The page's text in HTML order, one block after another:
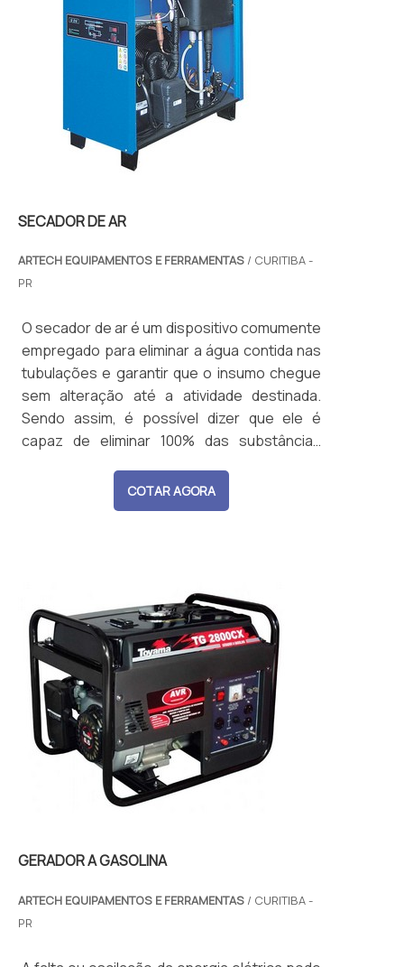
SECADOR DE AR
ARTECH EQUIPAMENTOS E FERRAMENTAS / CURITIBA -
PR
O secador de ar é um dispositivo comumente
empregado para eliminar a água contida nas
tubulações e garantir que o insumo chegue
sem alteração até a atividade destinada.
Sendo assim, é possível dizer que ele é
capaz de eliminar 100% das substâncias
consequentemente, protegendo todo o
sistema. AS PRINCIPAIS VANTAGENS DA
COTAR AGORA
GERADOR A GASOLINA
ARTECH EQUIPAMENTOS E FERRAMENTAS / CURITIBA -
PR